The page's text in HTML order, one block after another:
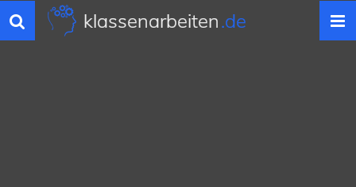
Toggle
navigation
klassenarbeiten.de